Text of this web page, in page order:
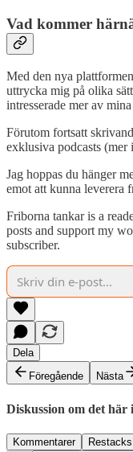
Vad kommer
Med den nya
uttrycka mig på olika
intresserade mer av
Förutom fortsatt
exklusiva podcasts
Jag hoppas du hänger
emot att kunna leverera
Friborna tankar is a
posts and support my
subscriber.
Dela
Föregående
Nästa
Diskussion om det här
Kommentarer Restacks